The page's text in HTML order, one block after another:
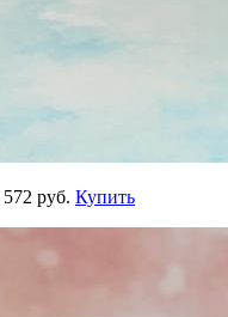
572 руб. Купить